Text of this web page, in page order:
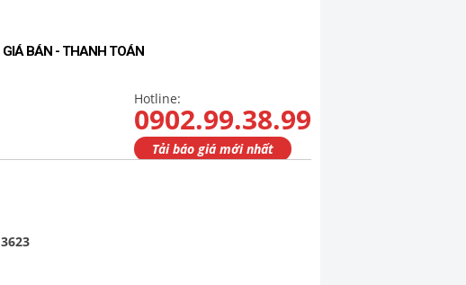
GIÁ BÁN - THANH TOÁN
Hotline:
0902.99.38.99
Tải báo giá mới nhất
3623